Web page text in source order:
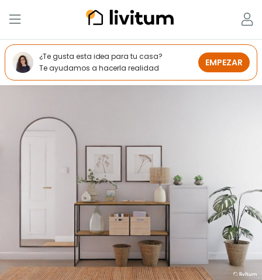
¿Te gusta esta idea para tu casa?
Te ayudamos a hacerla realidad
EMPEZAR